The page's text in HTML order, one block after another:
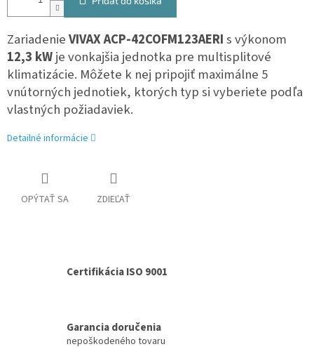
ZariadenieVIVAXACP-42COFM123AERIs výkonom
12,3 kWje vonkajšia jednotka pre multisplitové
klimatizácie. Môžete k nej pripojiť maximálne 5
vnútorných jednotiek, ktorých typ si vyberiete podľa
vlastných požiadaviek.
Detailné informácie
OPÝTAŤ SA ZDIEĽAŤ
Certifikácia ISO 9001
Garancia doručenia
nepoškodeného tovaru